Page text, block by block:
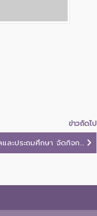
ข่าวถัดไป
ละประถมศึกษา จัดกิจก...